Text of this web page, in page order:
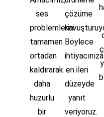
ses
problemlerini
tamamen
ortadan
kaldırarak
daha
huzurlu
bir
çözüme
Böylece
ihtiyacınıza
en ileri
düzeyde
yanıt
veriyoruz.